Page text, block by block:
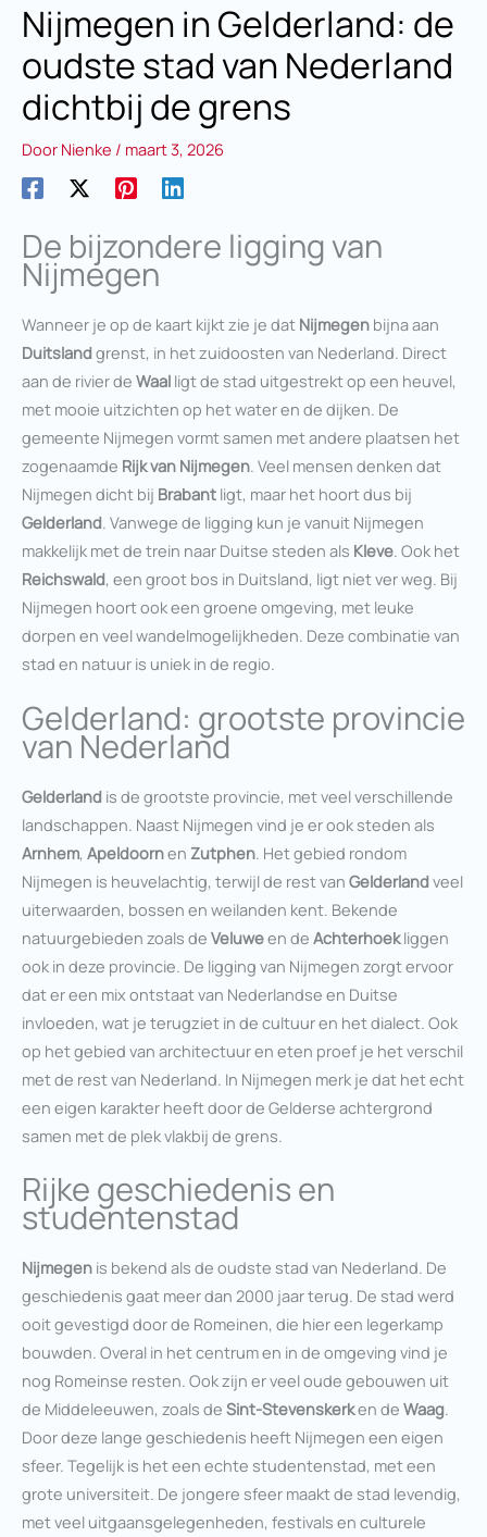
Nijmegen in Gelderland: de
oudste stad van Nederland
dichtbij de grens
Door Nienke / maart 3, 2026
De bijzondere ligging van
Nijmegen
Wanneer je op de kaart kijkt zie je dat Nijmegen bijna aan
Duitslandgrenst, in het zuidoosten van Nederland. Direct
aan de rivier de Waal ligt de stad uitgestrekt op een heuvel,
met mooie uitzichten op het water en de dijken. De
gemeente Nijmegen vormt samen met andere plaatsen het
zogenaamde Rijk van Nijmegen. Veel mensen denken dat
Nijmegen dicht bij Brabant ligt, maar het hoort dus bij
Gelderland. Vanwege de ligging kun je vanuit Nijmegen
makkelijk met de trein naar Duitse steden als Kleve. Ook het
Reichswald, een groot bos in Duitsland, ligt niet ver weg. Bij
Nijmegen hoort ook een groene omgeving, met leuke
dorpen en veel wandelmogelijkheden. Deze combinatie van
stad en natuur is uniek in de regio.
Gelderland: grootste provincie
van Nederland
Gelderland is de grootste provincie, met veel verschillende
landschappen. Naast Nijmegen vind je er ook steden als
Arnhem, Apeldoornen Zutphen. Het gebied rondom
Nijmegen is heuvelachtig, terwijl de rest van Gelderlandveel
uiterwaarden, bossen en weilanden kent. Bekende
natuurgebieden zoals de Veluween de Achterhoekliggen
ook in deze provincie. De ligging van Nijmegen zorgt ervoor
dat er een mix ontstaat van Nederlandse en Duitse
invloeden, wat je terugziet in de cultuur en het dialect. Ook
op het gebied van architectuur en eten proef je het verschil
met de rest van Nederland. In Nijmegen merk je dat het echt
een eigen karakter heeft door de Gelderse achtergrond
samen met de plek vlakbij de grens.
Rijke geschiedenis en
studentenstad
Nijmegen is bekend als de oudste stad van Nederland. De
geschiedenis gaat meer dan 2000 jaar terug. De stad werd
ooit gevestigd door de Romeinen, die hier een legerkamp
bouwden. Overal in het centrum en in de omgeving vind je
nog Romeinse resten. Ook zijn er veel oude gebouwen uit
de Middeleeuwen, zoals de Sint-Stevenskerken de Waag.
Door deze lange geschiedenis heeft Nijmegen een eigen
sfeer. Tegelijk is het een echte studentenstad, met een
grote universiteit. De jongere sfeer maakt de stad levendig,
met veel uitgaansgelegenheden, festivals en culturele